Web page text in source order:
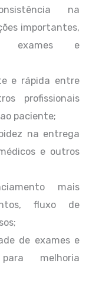
na
importantes,
exames e
e rápida entre
profissionais
paciente;
na entrega
e outros
mais
fluxo de
de exames e
melhoria